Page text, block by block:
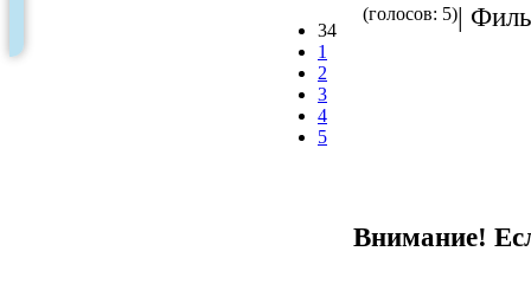
34
1
2
3
4
5
(голосов: 5)|
Внимание!